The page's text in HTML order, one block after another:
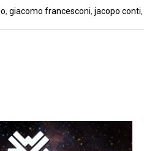
, giacomo francesconi, jacopo conti,